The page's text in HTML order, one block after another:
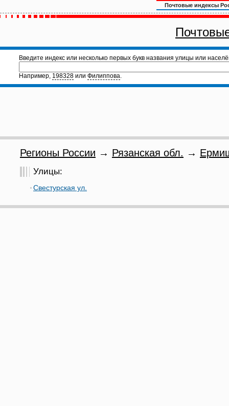
Почтовые индексы
Введите индекс или несколько первых букв названия улицы или
Например, 198328 или Филиппова.
Регионы России → Рязанская обл. →
Улицы:
Свестурская ул.